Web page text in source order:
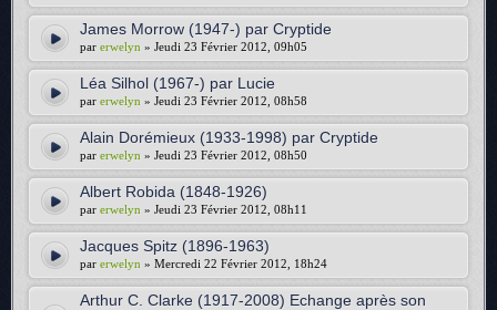
James Morrow (1947-) par Cryptide
par erwelyn » Jeudi 23 Février 2012, 09h05
Léa Silhol (1967-) par Lucie
par erwelyn » Jeudi 23 Février 2012, 08h58
Alain Dorémieux (1933-1998) par Cryptide
par erwelyn » Jeudi 23 Février 2012, 08h50
Albert Robida (1848-1926)
par erwelyn » Jeudi 23 Février 2012, 08h11
Jacques Spitz (1896-1963)
par erwelyn » Mercredi 22 Février 2012, 18h24
Arthur C. Clarke (1917-2008) Echange après son